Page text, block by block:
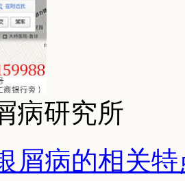
病研究所
屑病的相关特